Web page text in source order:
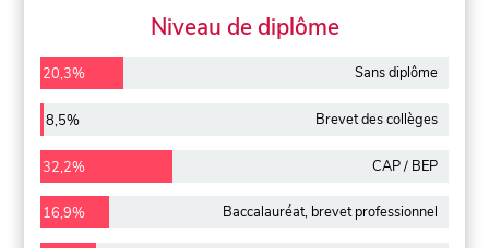
Niveau de diplôme
20,3% Sans diplôme
8,5% Brevet des collèges
32,2% CAP / BEP
16,9% Baccalauréat, brevet professionnel